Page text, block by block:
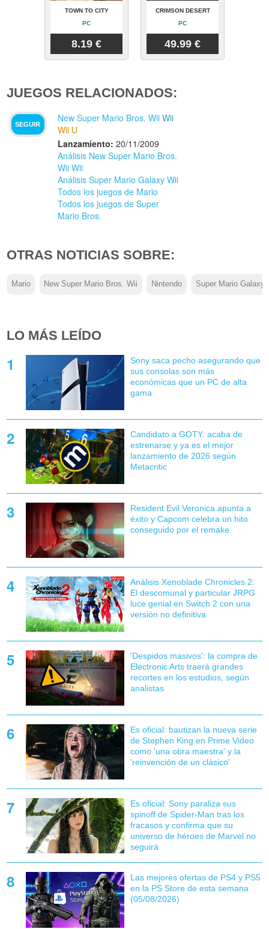
TOWN TO CITY
PC
8.19 €
CRIMSON DESERT
PC
49.99 €
JUEGOS RELACIONADOS:
SEGUIR
New Super Mario Bros. Wii Wii
Wii U
Lanzamiento: 20/11/2009
Análisis New Super Mario Bros.
Wii Wii
Análisis Super Mario Galaxy Wii
Todos los juegos de Mario
Todos los juegos de Super
Mario Bros.
OTRAS NOTICIAS SOBRE:
Mario New Super Mario Bros. Wii Nintendo Super Mario Galaxy
LO MÁS LEÍDO
Sony saca pecho asegurando que
sus consolas son más
económicas que un PC de alta
gama
Candidato a GOTY: acaba de
estrenarse y ya es el mejor
lanzamiento de 2026 según
Metacritic
Resident Evil Veronica apunta a
éxito y Capcom celebra un hito
conseguido por el remake
Análisis Xenoblade Chronicles 2:
El descomunal y particular JRPG
luce genial en Switch 2 con una
versión no definitiva
'Despidos masivos': la compra de
Electronic Arts traerá grandes
recortes en los estudios, según
analistas
Es oficial: bautizan la nueva serie
de Stephen King en Prime Video
como 'una obra maestra' y la
'reinvención de un clásico'
Es oficial: Sony paraliza sus
spinoff de Spider-Man tras los
fracasos y confirma que su
universo de héroes de Marvel no
seguirá
Las mejores ofertas de PS4 y PS5
en la PS Store de esta semana
(05/08/2026)